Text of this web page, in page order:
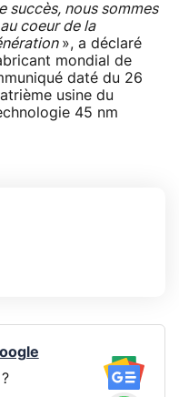
succès, nous sommes
coeur de la
», a déclaré
mondial de
daté du 26
usine du
45 nm